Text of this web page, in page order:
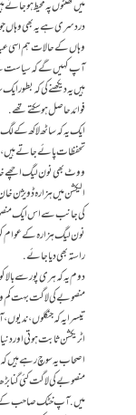
میں گھنٹوں پہ محیط
دردسری ہے یہ بھی وہاں
وہاں کے حالات ہم اسی
آپ کہیں گے کہ سیاست کے
ہیں یہ دیکھنے کی کہ
فوائد حاصل ہو سکتے تھے.
ایک یہ کہ ساٹھ لاکھ
تحفظات پائے جاتے ہیں،
ووٹ بھی نون لیگ اچھے
الیکشن میں ہزارہ
کی جانب سے اس ایک
نون لیگ ہزارہ کے عوام کو
راستہ بھی دیا جائے.
دوم یہ کہ ہری پور سے
منصوبے کی لاگت بہت کم
تیسرا یہ کہ جنگلوں،
اٹریکشن ثابت ہوتی اور
اصحاب یہ سوچ رہے ہیں کہ
منصوبے کی لاگت کئی گنا
میں. آپ خٹک صاحب کے